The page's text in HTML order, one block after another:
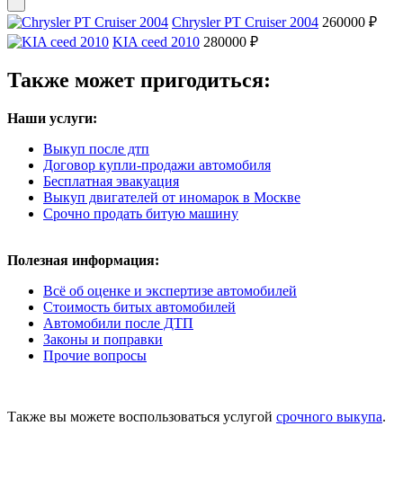
Chrysler PT Cruiser 2004 260000 ₽
KIA ceed 2010 280000 ₽
Также может пригодиться:
Наши услуги:
Выкуп после дтп
Договор купли-продажи автомобиля
Бесплатная эвакуация
Выкуп двигателей от иномарок в Москве
Срочно продать битую машину
Полезная информация:
Всё об оценке и экспертизе автомобилей
Стоимость битых автомобилей
Автомобили после ДТП
Законы и поправки
Прочие вопросы
Также вы можете воспользоваться услугой срочного выкупа.